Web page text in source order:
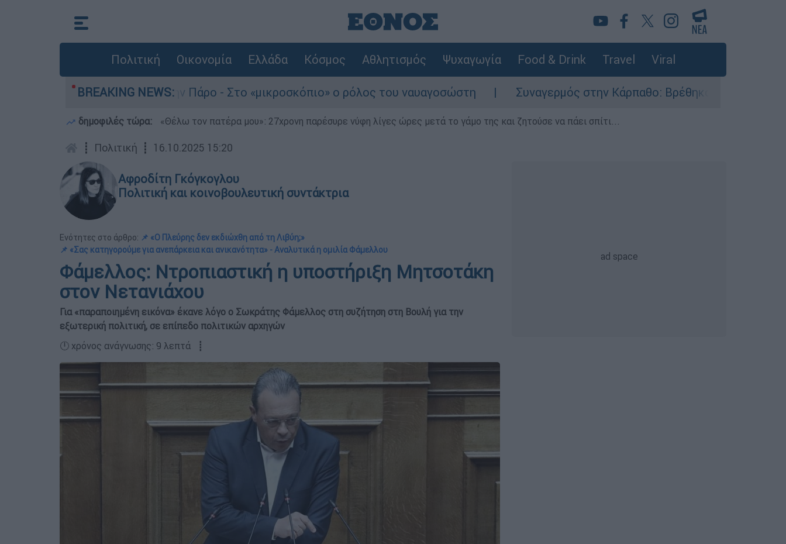
Πολιτική Οικονομία Ελλάδα Κόσμος Αθλητισμός Ψυχαγωγία Food & Drink Travel Viral
BREAKING NEWS:
του 4χρονου στην Πάρο - Στο «μικροσκόπιο» ο ρόλος του ναυαγοσώστη Συναγερμός στην Κάρπαθο: Βρέθηκαν παλιά πυρομαχικά στο
δημοφιλές τώρα: «Θέλω τον πατέρα μου»: 27χρονη παρέσυρε νύφη λίγες ώρες μετά το γάμο της και ζητούσε να πάει σπίτι...
┋ Πολιτική ┋ 16.10.2025 15:20
Αφροδίτη Γκόγκογλου
Πολιτική και κοινοβουλευτική συντάκτρια
Ενότητες στο άρθρο: 📌 «Ο Πλεύρης δεν εκδιώχθη από τη Λιβύη;»
📌 «Σας κατηγορούμε για ανεπάρκεια και ανικανότητα» - Αναλυτικά η ομιλία Φάμελλου
Φάμελλος: Ντροπιαστική η υποστήριξη Μητσοτάκη
στον Νετανιάχου
Για «παραποιημένη εικόνα» έκανε λόγο ο Σωκράτης Φάμελλος στη συζήτηση στη Βουλή για την
εξωτερική πολιτική, σε επίπεδο πολιτικών αρχηγών
🕛 χρόνος ανάγνωσης: 9 λεπτά ┋